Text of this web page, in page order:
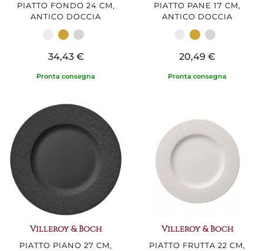
PIATTO FONDO 24 CM,
ANTICO DOCCIA
34,43 €
Pronta consegna
PIATTO PANE 17 CM,
ANTICO DOCCIA
20,49 €
Pronta consegna
Villeroy & Boch
PIATTO PIANO 27 CM,
Villeroy & Boch
PIATTO FRUTTA 22 CM,